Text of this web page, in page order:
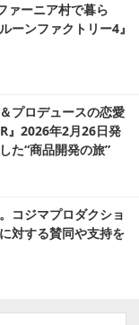
ァーニア村で暮ら
ーンファクトリー4』
プロデュースの恋愛
』2026年2月26日発
た“商品開発の旅”
コジマプロダクショ
対する賛同や支持を